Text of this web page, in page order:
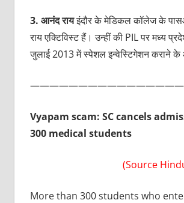
3. आनंदरायइंदौर के मेडिकल कॉलेज के
राय एक्टिविस्ट हैं। उन्हीं की PIL पर मध्य
जुलाई 2013 में स्पेशल इन्वेस्टिगेशन कराने
Vyapam scam: SC cancels
300 medical students
(Source
More than 300 students who